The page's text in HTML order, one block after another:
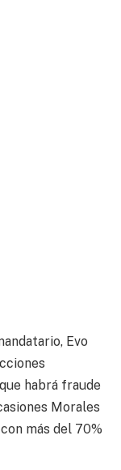
Evo
habrá fraude
Morales
más del 70%